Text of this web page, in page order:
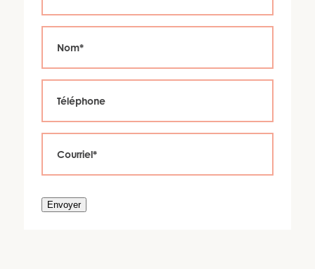
Envoyer